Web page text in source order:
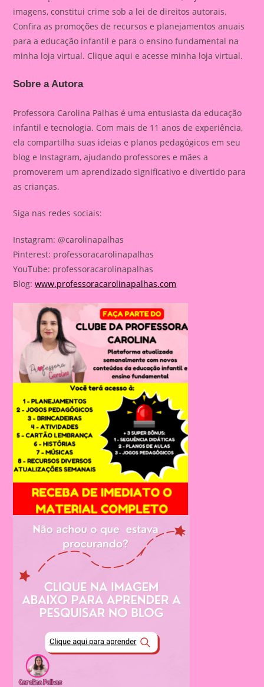
imagens, constitui crime sob a lei de direitos autorais.
Confira as promoções de recursos e planejamentos anuais
para a educação infantil e para o ensino fundamental na
minha loja virtual. Clique aqui e acesse minha loja virtual.
Sobre a Autora
Professora Carolina Palhas é uma entusiasta da educação
infantil e tecnologia. Com mais de 11 anos de experiência,
ela compartilha suas ideias e planos pedagógicos em seu
blog e Instagram, ajudando professores e mães a
promoverem um aprendizado significativo e divertido para
as crianças.
Siga nas redes sociais:
Instagram: @carolinapalhas
Pinterest: professoracarolinapalhas
YouTube: professoracarolinapalhas
Blog:www.professoracarolinapalhas.com